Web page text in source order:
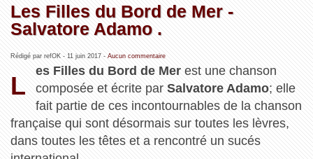
Les Filles du Bord de Mer -
Salvatore Adamo .
Rédigé par refOK - 11 juin 2017- Aucun commentaire
L
es Filles du Bord de Mer est une chanson
composée et écrite parSalvatore Adamo; elle
fait partie de ces incontournables de la chanson
française qui sont désormais sur toutes les lèvres,
dans toutes les têtes et a rencontré un sucés